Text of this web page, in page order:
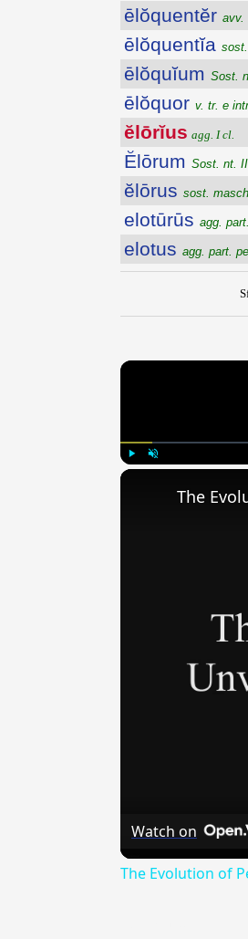
ēlŏquentĕr avv.
ēlŏquentĭa
ēlŏquĭum Sost.
ēlŏquor v. tr. e
ĕlōrĭus agg. I cl.
Ĕlōrum Sost. nt.
ĕlōrus sost.
elotūrūs agg.
elotus agg. part.
Watch on
The Evolution of